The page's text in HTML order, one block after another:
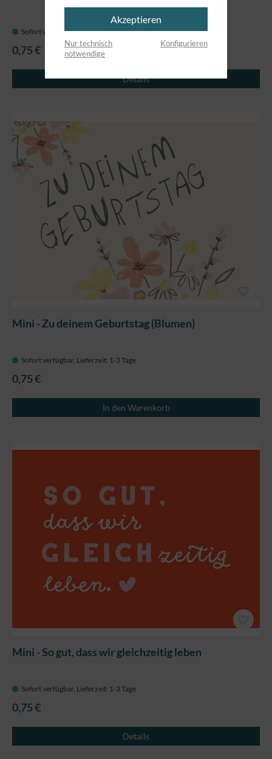
Sofort verfügbar, Lieferzeit: 1-3 Tage
0,75 €
Details
Mini - Zu deinem Geburtstag (Blumen)
Sofort verfügbar, Lieferzeit: 1-3 Tage
0,75 €
In den Warenkorb
Mini - So gut, dass wir gleichzeitig leben
Sofort verfügbar, Lieferzeit: 1-3 Tage
0,75 €
Details
Akzeptieren
Nur technisch
notwendige
Konfigurieren